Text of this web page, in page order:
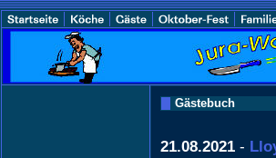
Gästebuch
21.08.2021 -